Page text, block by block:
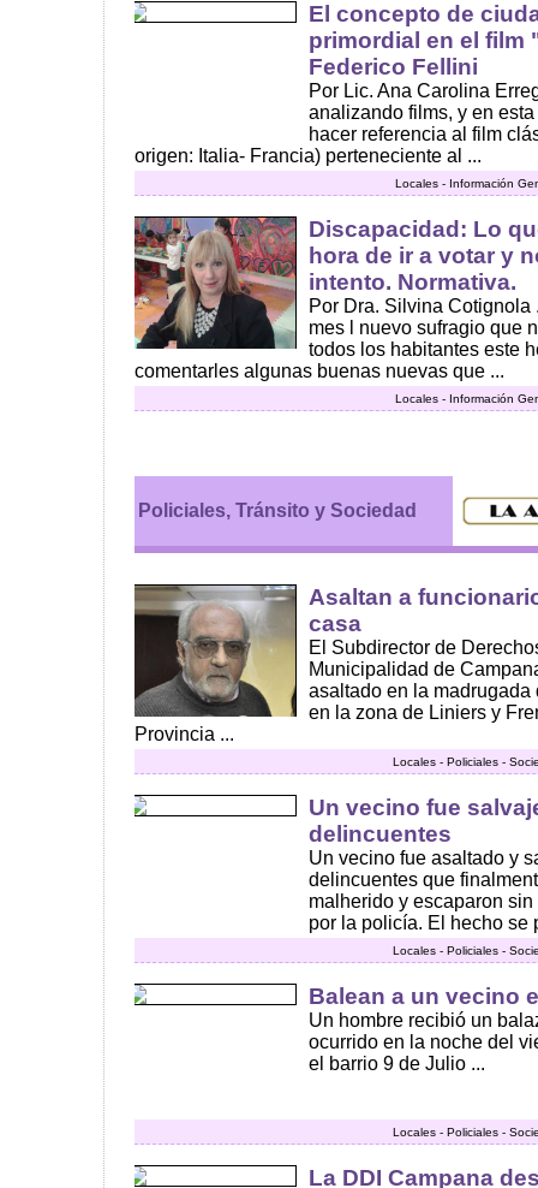
El concepto de
primordial en el film
Federico Fellini
Por Lic. Ana Carolina
analizando films, y en
hacer referencia al film
origen: Italia- Francia) perteneciente al ...
Locales - Información
Discapacidad: Lo
hora de ir a votar y
intento. Normativa.
Por Dra. Silvina
mes l nuevo sufragio que
todos los habitantes este
comentarles algunas buenas nuevas que ...
Locales - Información
Policiales, Tránsito y Sociedad
Asaltan a
casa
El Subdirector de
Municipalidad de
asaltado en la
en la zona de Liniers y
Provincia ...
Locales - Policiales -
Un vecino fue
delincuentes
Un vecino fue asaltado y
delincuentes que
malherido y escaparon
por la policía. El hecho se
Locales - Policiales -
Balean a un vecino
Un hombre recibió un
ocurrido en la noche del
el barrio 9 de Julio ...
Locales - Policiales -
La DDI Campana